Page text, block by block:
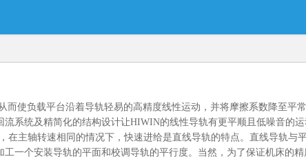
使负载平台沿着导轨轻易的高精度线性运动，并将摩擦系数降至平
系统及精简化的结构设计让HIWIN的线性导轨有更平顺且低噪音的运
主轴转速相同的情况下，快速进给是直线导轨的特点。直线导轨
一个安装导轨的平面和校调导轨的平行度。当然，为了保证机床的